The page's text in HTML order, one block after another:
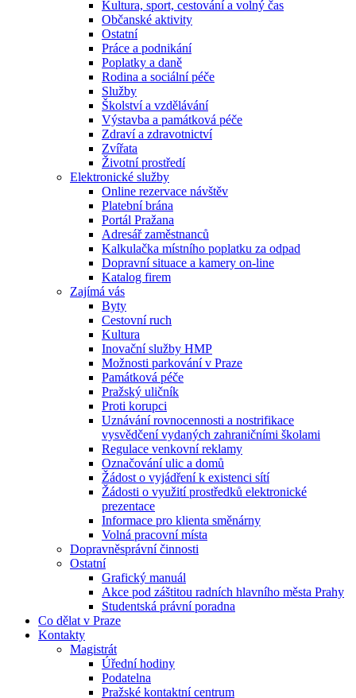
Kultura, sport, cestování a volný čas
Občanské aktivity
Ostatní
Práce a podnikání
Poplatky a daně
Rodina a sociální péče
Služby
Školství a vzdělávání
Výstavba a památková péče
Zdraví a zdravotnictví
Zvířata
Životní prostředí
Elektronické služby
Online rezervace návštěv
Platební brána
Portál Pražana
Adresář zaměstnanců
Kalkulačka místního poplatku za odpad
Dopravní situace a kamery on-line
Katalog firem
Zajímá vás
Byty
Cestovní ruch
Kultura
Inovační služby HMP
Možnosti parkování v Praze
Památková péče
Pražský uličník
Proti korupci
Uznávání rovnocennosti a nostrifikace
vysvědčení vydaných zahraničními školami
Regulace venkovní reklamy
Označování ulic a domů
Žádost o vyjádření k existenci sítí
Žádosti o využití prostředků elektronické
prezentace
Informace pro klienta směnárny
Volná pracovní místa
Dopravněsprávní činnosti
Ostatní
Grafický manuál
Akce pod záštitou radních hlavního města Prahy
Studentská právní poradna
Co dělat v Praze
Kontakty
Magistrát
Úřední hodiny
Podatelna
Pražské kontaktní centrum